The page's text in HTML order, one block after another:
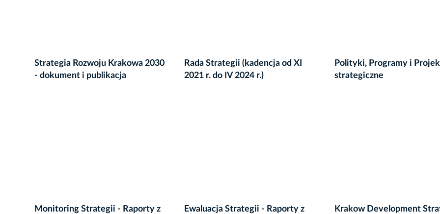
Strategia Rozwoju Krakowa 2030
- dokument i publikacja
Rada Strategii (kadencja od XI
2021 r. do IV 2024 r.)
Polityki, Programy i
strategiczne
Monitoring Strategii - Raporty z
Ewaluacja Strategii - Raporty z
Krakow Development